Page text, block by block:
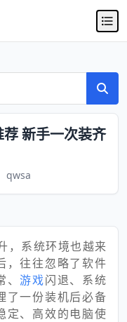
新手一次装齐
qwsa
，系统环境也越来
，往往忽略了软件
、游戏闪退、系统
了一份装机后必备
定、高效的电脑使